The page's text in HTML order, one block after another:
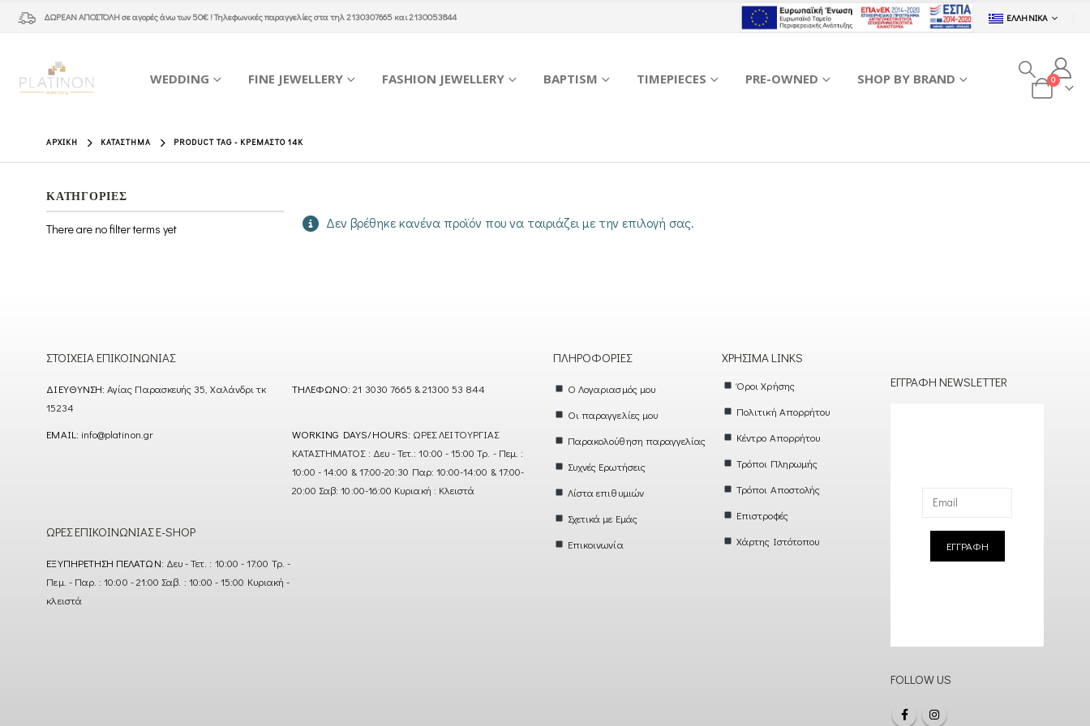
ΔΩΡΕΑΝ ΑΠΟΣΤΟΛΗσε αγορές άνω των 50€ ! Τηλεφωνικές παραγγελίες στα τηλ2130307665 και2130053844 ΕΛΛΗΝΙΚΆ
WEDDING FINE JEWELLERY FASHION JEWELLERY BAPTISM TIMEPIECES PRE-OWNED SHOP BY BRAND 0
ΑΡΧΙΚΉ ΚΑΤΆΣΤΗΜΑ PRODUCT TAG - ΚΡΕΜΑΣΤΌ 14Κ
Δεν βρέθηκε κανένα προϊόν που να ταιριάζει με την επιλογή σας.
ΚΑΤΗΓΟΡΙΕΣ
There are no filter terms yet
ΣΤΟΙΧΕΊΑ ΕΠΙΚΟΙΝΩΝΊΑΣ
ΔΙΕΎΘΥΝΣΗ: Αγίας Παρασκευής 35, Χαλάνδρι τκ
15234
ΤΗΛΈΦΩΝΟ: 21 3030 7665 & 21300 53 844
EMAIL: info@platinon.gr WORKING DAYS/HOURS: ΩΡΕΣ ΛΕΙΤΟΥΡΓΙΑΣ
ΚΑΤΑΣΤΗΜΑΤΟΣ : Δευ - Τετ.: 10:00 - 15:00 Τρ. - Πεμ. :
10:00 - 14:00 & 17:00-20:30 Παρ: 10:00-14:00 & 17:00-
20:00 Σαβ: 10:00-16:00 Κυριακή : Κλειστά
ΏΡΕΣ ΕΠΙΚΟΙΝΩΝΊΑΣ E-SHOP
ΕΞΥΠΗΡΈΤΗΣΗ ΠΕΛΑΤΏΝ: Δευ - Τετ. : 10:00 - 17:00 Τρ. -
Πεμ. - Παρ. : 10:00 - 21:00 Σαβ. : 10:00 - 15:00 Κυριακή -
κλειστά
ΠΛΗΡΟΦΟΡΊΕΣ
Ο Λογαριασμός μου
Οι παραγγελίες μου
Παρακολούθηση παραγγελίας
Συχνές Ερωτήσεις
Λίστα επιθυμιών
Σχετικά με Εμάς
Επικοινωνία
ΧΡΉΣΙΜΑ LINKS
Όροι Χρήσης
Πολιτική Απορρήτου
Κέντρο Απορρήτου
Τρόποι Πληρωμής
Τρόποι Αποστολής
Επιστροφές
Χάρτης Ιστότοπου
ΕΓΓΡΑΦΉ NEWSLETTER
ΕΓΓΡΑΦΗ
FOLLOW US